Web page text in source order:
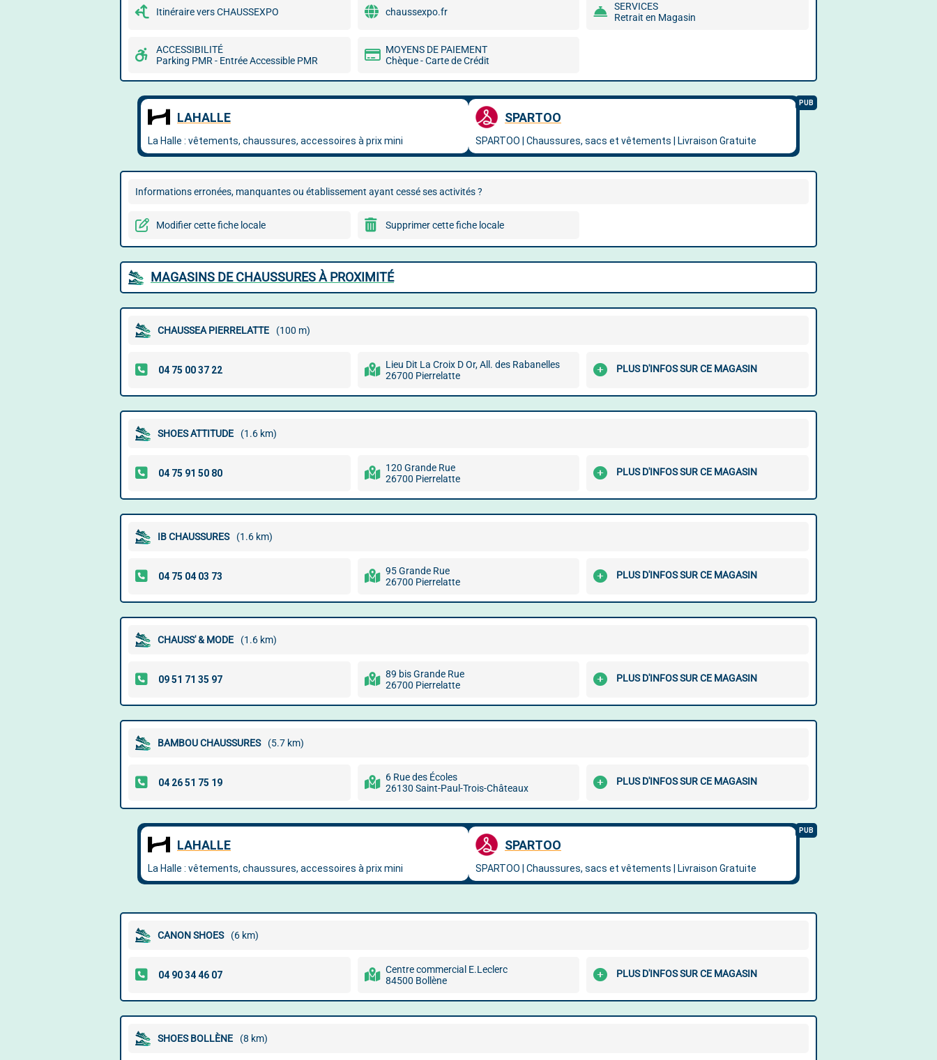
Itinéraire vers CHAUSSEXPO chaussexpo.fr
SERVICES
Retrait en Magasin
ACCESSIBILITÉ
Parking PMR - Entrée Accessible PMR
MOYENS DE PAIEMENT
Chèque - Carte de Crédit
Informations erronées, manquantes ou établissement ayant cessé ses activités ?
Modifier cette fiche locale Supprimer cette fiche locale
MAGASINS DE CHAUSSURES À PROXIMITÉ
CHAUSSEA PIERRELATTE (100 m)
Lieu Dit La Croix D Or, All. des Rabanelles
26700 Pierrelatte
PLUS D'INFOS SUR CE MAGASIN
SHOES ATTITUDE (1.6 km)
120 Grande Rue
26700 Pierrelatte
PLUS D'INFOS SUR CE MAGASIN
IB CHAUSSURES (1.6 km)
95 Grande Rue
26700 Pierrelatte
PLUS D'INFOS SUR CE MAGASIN
CHAUSS' & MODE (1.6 km)
89 bis Grande Rue
26700 Pierrelatte
PLUS D'INFOS SUR CE MAGASIN
BAMBOU CHAUSSURES (5.7 km)
6 Rue des Écoles
26130 Saint-Paul-Trois-Châteaux
PLUS D'INFOS SUR CE MAGASIN
CANON SHOES (6 km)
Centre commercial E.Leclerc
84500 Bollène
PLUS D'INFOS SUR CE MAGASIN
SHOES BOLLÈNE (8 km)